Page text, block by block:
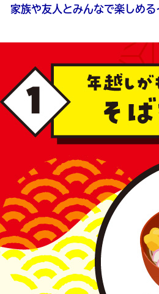
家族や友人とみんなで楽しめ